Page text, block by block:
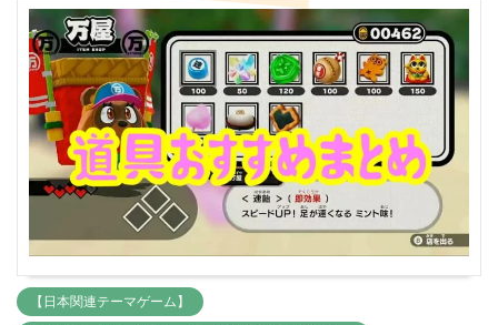
【日本関連テーマゲーム】